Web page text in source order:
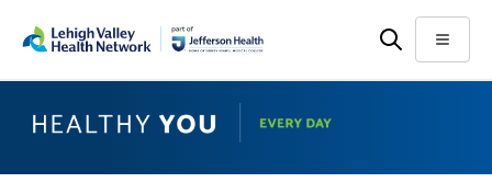
main
help
Menu